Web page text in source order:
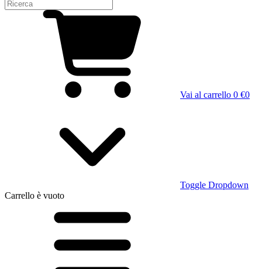
Vai al carrello 0 €0
Toggle Dropdown
Carrello è vuoto